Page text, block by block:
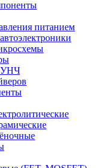
питанием
УНЧ